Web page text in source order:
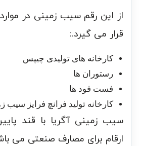
از این رقم سیب زمینی در
قرار می گیرد.:
کارخانه های تولیدی چیپس
رستوران ها
فست فود ها
کارخانه تولید فرانچ فرایز سیب
سیب زمینی آگریا با قند
ارقام برای مصارف صنعتی می